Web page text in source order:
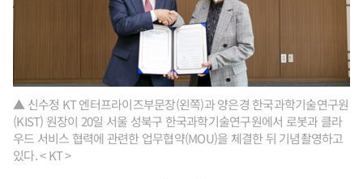
▲ 신수정 KT 엔터프라이즈부문장(왼쪽)과 양은경 한국과학기술연구원
(KIST) 원장이 20일 서울 성북구 한국과학기술연구원에서 로봇과 클라
우드 서비스 협력에 관련한 업무협약(MOU)을 체결한 뒤 기념촬영하고
있다. < KT >